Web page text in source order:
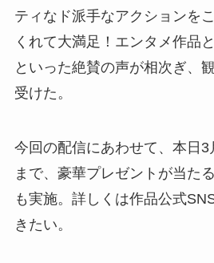
ティなド派手なアクションを
くれて大満足！エンタメ作品
といった絶賛の声が相次ぎ、
受けた。
今回の配信にあわせて、本日3
まで、豪華プレゼントが当た
も実施。詳しくは作品公式
きたい。